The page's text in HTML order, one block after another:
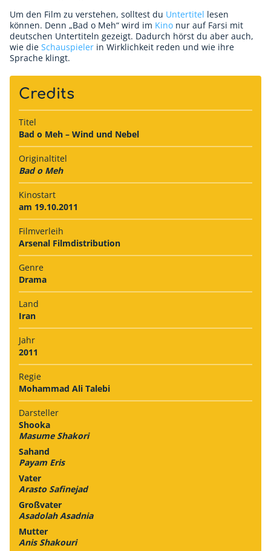
Um den Film zu verstehen, solltest du Untertitel lesen
können. Denn „Bad o Meh“ wird im Kino nur auf Farsi mit
deutschen Untertiteln gezeigt. Dadurch hörst du aber auch,
wie die Schauspieler in Wirklichkeit reden und wie ihre
Sprache klingt.
Credits
Titel
Bad o Meh – Wind und Nebel
Originaltitel
Bad o Meh
Kinostart
am 19.10.2011
Filmverleih
Arsenal Filmdistribution
Genre
Drama
Land
Iran
Jahr
2011
Regie
Mohammad Ali Talebi
Darsteller
Shooka
Masume Shakori
Sahand
Payam Eris
Vater
Arasto Safinejad
Großvater
Asadolah Asadnia
Mutter
Anis Shakouri